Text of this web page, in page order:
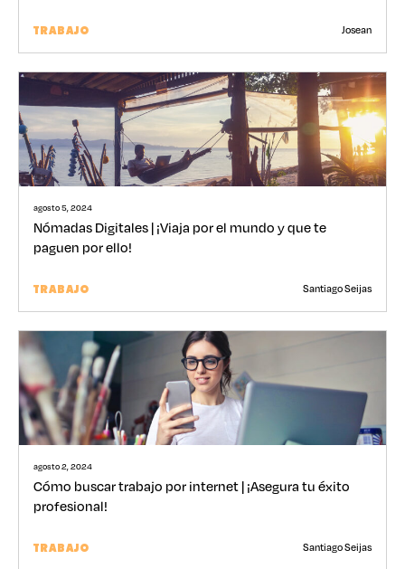
TRABAJO Josean
agosto 5, 2024
Nómadas Digitales | ¡Viaja por el mundo y que te
paguen por ello!
TRABAJO Santiago Seijas
agosto 2, 2024
Cómo buscar trabajo por internet | ¡Asegura tu éxito
profesional!
TRABAJO Santiago Seijas